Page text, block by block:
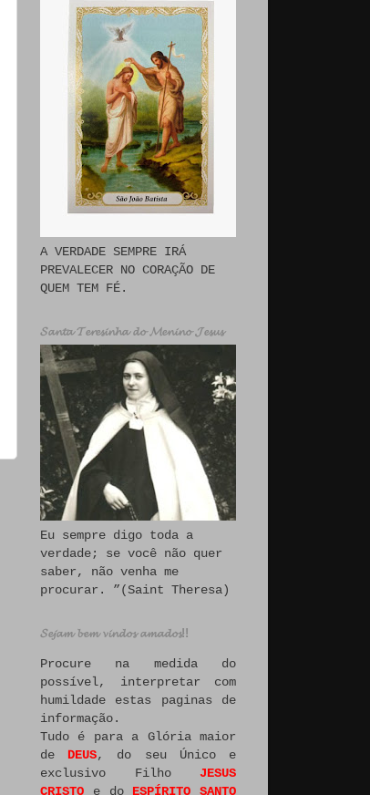
A VERDADE SEMPRE IRÁ
PREVALECER NO CORAÇÃO DE
QUEM TEM FÉ.
𝓢𝓪𝓷𝓽𝓪 𝓣𝓮𝓻𝓮𝓼𝓲𝓷𝓱𝓪 𝓭𝓸 𝓜𝓮𝓷𝓲𝓷𝓸 𝓙𝓮𝓼𝓾𝓼
Eu sempre digo toda a
verdade; se você não quer
saber, não venha me
procurar. ”(Saint Theresa)
𝓢𝓮𝓳𝓪𝓶 𝓫𝓮𝓶 𝓿𝓲𝓷𝓭𝓸𝓼 𝓪𝓶𝓪𝓭𝓸𝓼!!
Procure na medida do
possível, interpretar com
humildade estas paginas de
informação.
Tudo é para a Glória maior
de DEUS, do seu Único e
exclusivo Filho JESUS
CRISTO e do ESPÍRITO SANTO